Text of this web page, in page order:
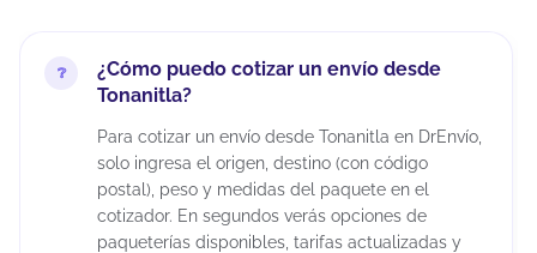
¿Cómo puedo cotizar un envío desde
Tonanitla?
Para cotizar un envío desde Tonanitla en DrEnvío,
solo ingresa el origen, destino (con código
postal), peso y medidas del paquete en el
cotizador. En segundos verás opciones de
paqueterías disponibles, tarifas actualizadas y